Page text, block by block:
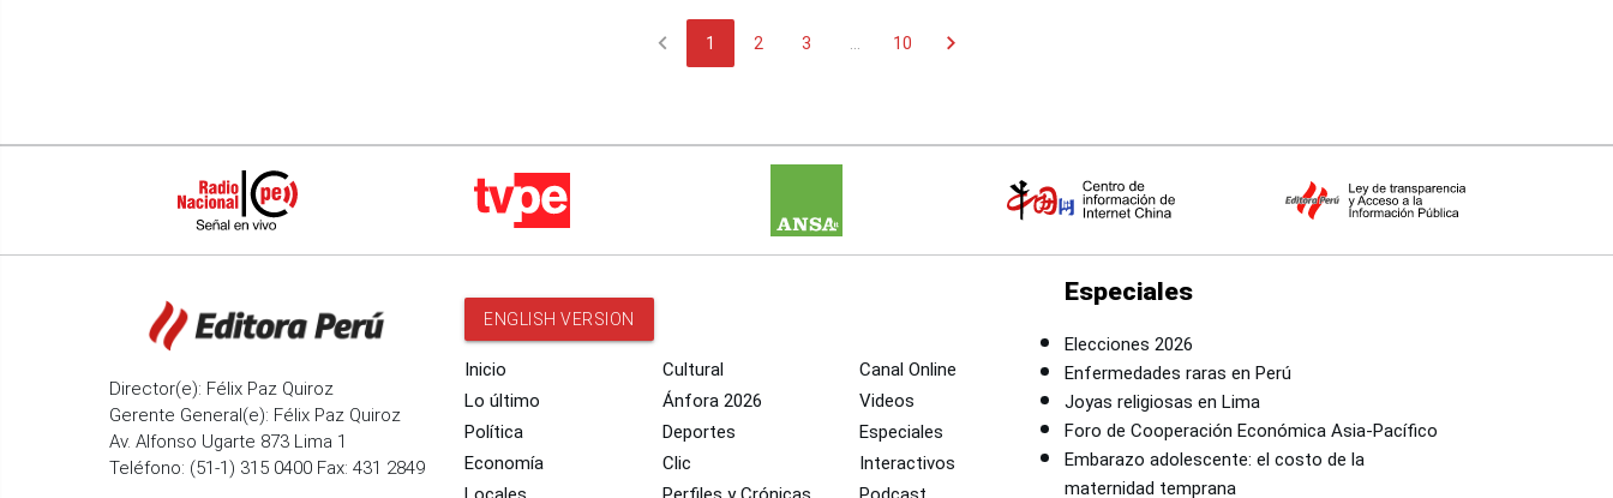
chevron_left 1 2 3 10 chevron_right
Director(e): Félix Paz Quiroz
Gerente General(e): Félix Paz Quiroz
Av. Alfonso Ugarte 873 Lima 1
Teléfono: (51-1) 315 0400 Fax: 431 2849
ENGLISH VERSION
Inicio
Lo último
Política
Economía
Cultural
Ánfora 2026
Deportes
Clic
Canal Online
Videos
Especiales
Interactivos
Especiales
Elecciones 2026
Enfermedades raras en Perú
Joyas religiosas en Lima
Foro de Cooperación Económica Asia-Pacífico
Embarazo adolescente: el costo de la
maternidad temprana